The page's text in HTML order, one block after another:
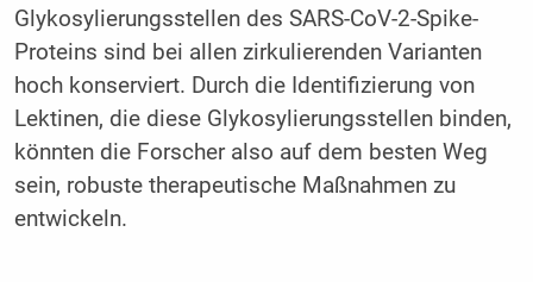
Glykosylierungsstellen des SARS-CoV-2-Spike-
Proteins sind bei allen zirkulierenden Varianten
hoch konserviert. Durch die Identifizierung von
Lektinen, die diese Glykosylierungsstellen binden,
könnten die Forscher also auf dem besten Weg
sein, robuste therapeutische Maßnahmen zu
entwickeln.